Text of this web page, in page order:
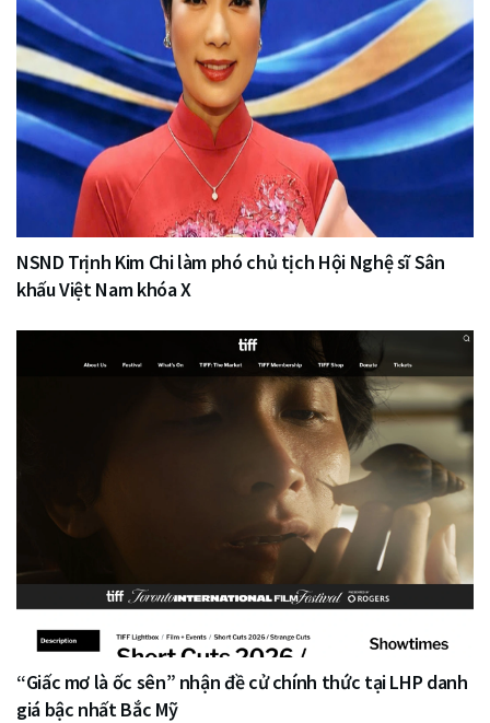
NSND Trịnh Kim Chi làm phó chủ tịch Hội Nghệ sĩ Sân
khấu Việt Nam khóa X
“Giấc mơ là ốc sên” nhận đề cử chính thức tại LHP danh
giá bậc nhất Bắc Mỹ